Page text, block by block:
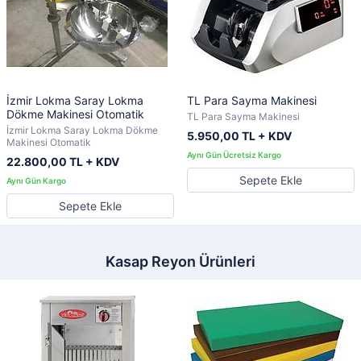
İzmir Lokma Saray Lokma
Dökme Makinesi Otomatik
İzmir Lokma Saray Lokma Dökme
Makinesi Otomatik
22.800,00 TL + KDV
Sepete Ekle
TL Para Sayma Makinesi
TL Para Sayma Makinesi
5.950,00 TL + KDV
Sepete Ekle
Kasap Reyon Ürünleri